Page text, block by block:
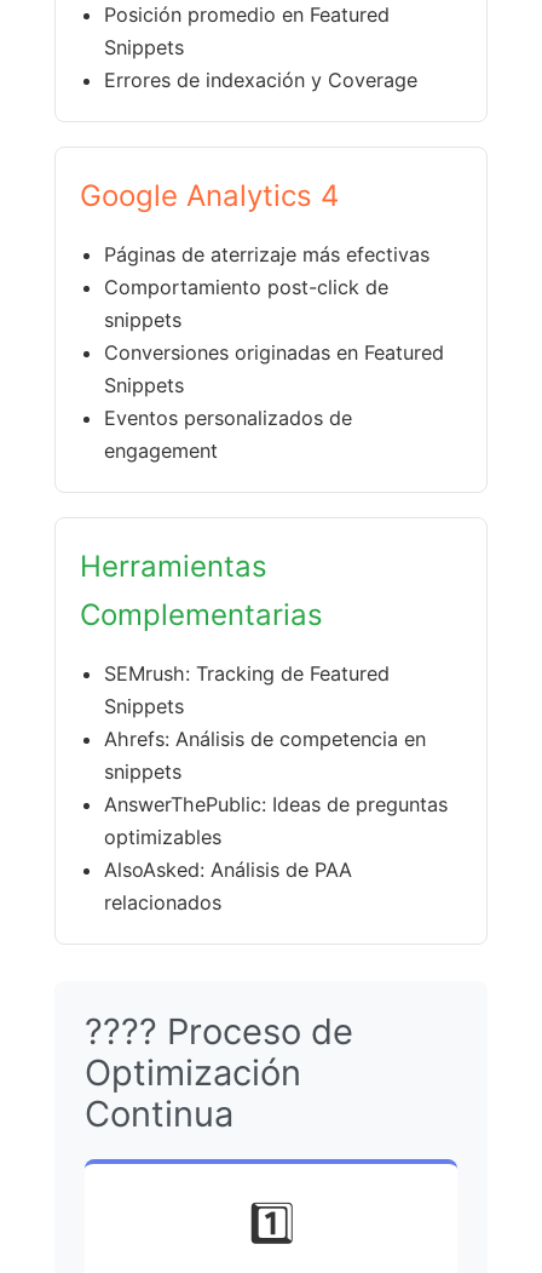
Posición promedio en Featured
Snippets
Errores de indexación y Coverage
Google Analytics 4
Páginas de aterrizaje más efectivas
Comportamiento post-click de
snippets
Conversiones originadas en Featured
Snippets
Eventos personalizados de
engagement
Herramientas
Complementarias
SEMrush: Tracking de Featured
Snippets
Ahrefs: Análisis de competencia en
snippets
AnswerThePublic: Ideas de preguntas
optimizables
AlsoAsked: Análisis de PAA
relacionados
???? Proceso de
Optimización
Continua
1️⃣